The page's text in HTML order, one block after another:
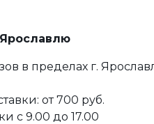
в пределах г.
от 700 руб.
с 9.00 до 17.00